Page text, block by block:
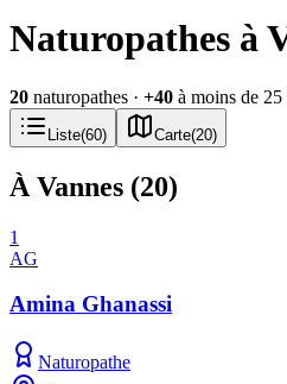
Naturopathes à
20 naturopathes · +40 à moins de
Liste(60) Carte(20)
À Vannes (20)
1
AG
Amina Ghanassi
Naturopathe